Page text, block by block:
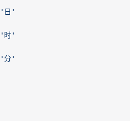
'日'
'时'
'分'